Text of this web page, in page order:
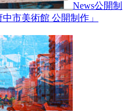
News公開制
市美術館 公開制作」